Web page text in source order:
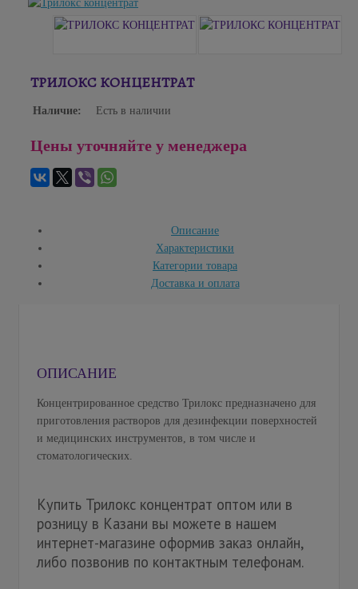
ТРИЛОКС КОНЦЕНТРАТ
Наличие: Есть в наличии
Цены уточняйте у менеджера
Описание
Характеристики
Категории товара
Доставка и оплата
ОПИСАНИЕ
Концентрированное средство Трилокс предназначено для
приготовления растворов для дезинфекции поверхностей
и медицинских инструментов, в том числе и
стоматологических.
Купить Трилокс концентрат оптом или в
розницу в Казани вы можете в нашем
интернет-магазине оформив заказ онлайн,
либо позвонив по контактным телефонам.